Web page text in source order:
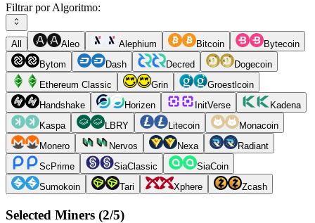
Filtrar por Algoritmo:
All Aleo Alephium Bitcoin
Bytecoin
Bytom
Dash Decred
Dogecoin
Ethereum Classic
Grin
Groestlcoin
Handshake
Horizen InitVerse
Kadena
Kaspa
LBRY Litecoin
Monacoin
Monero
Nervos Nexa
Radiant
ScPrime
SiaClassic
SiaCoin
Sumokoin
Tari Xphere Zcash
Selected Miners (2/5)